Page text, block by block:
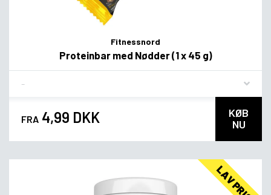
Fitnessnord
Proteinbar med Nødder (1 x 45 g)
FRA 4,99 DKK
KØB
NU
LAV PRIS